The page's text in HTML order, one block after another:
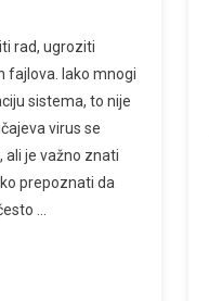
rad, ugroziti
fajlova. Iako mnogi
sistema, to nije
virus se
ali je važno znati
prepoznati da
…